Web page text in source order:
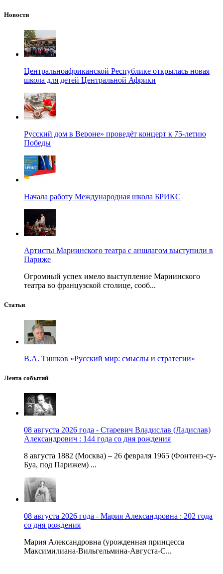
Новости
Центральноафриканской Республике открылась новая
школа для детей Центральной Африки
Русский дом в Вероне» проведёт концерт к 75-летию
Победы
Начала работу Международная школа БРИКС
Артисты Мариинского театра с аншлагом выступили в
Париже
Огромный успех имело выступление Мариинского
театра во французской столице, сооб...
Статьи
В.А. Тишков «Русский мир: смыслы и стратегии»
Лента событий
08 августа 2026 года - Старевич Владислав (Ладислав)
Александрович : 144 года со дня рождения
8 августа 1882 (Москва) – 26 февраля 1965 (Фонтенэ-су-
Буа, под Парижем) ...
08 августа 2026 года - Мария Александровна : 202 года
со дня рождения
Мария Александровна (урожденная принцесса
Максимилиана-Вильгельмина-Августа-С...